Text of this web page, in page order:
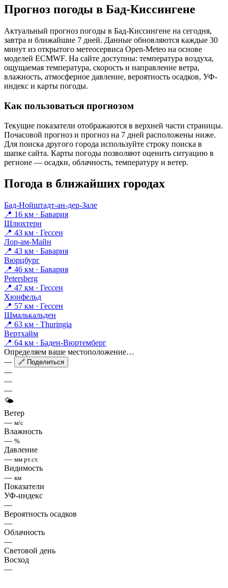
Прогноз погоды в Бад-Киссингене
Актуальный прогноз погоды в Бад-Киссингене на сегодня,
завтра и ближайшие 7 дней. Данные обновляются каждые 30
минут из открытого метеосервиса Open-Meteo на основе
моделей ECMWF. На сайте доступны: температура воздуха,
ощущаемая температура, скорость и направление ветра,
влажность, атмосферное давление, вероятность осадков, УФ-
индекс и карты погоды.
Как пользоваться прогнозом
Текущие показатели отображаются в верхней части страницы.
Почасовой прогноз и прогноз на 7 дней расположены ниже.
Для поиска другого города используйте строку поиска в
шапке сайта. Карты погоды позволяют оценить ситуацию в
регионе — осадки, облачность, температуру и ветер.
Погода в ближайших городах
Бад-Нойштадт-ан-дер-Зале
📍 16 км · Бавария
Шлюхтерн
📍 43 км · Гессен
Лор-ам-Майн
📍 43 км · Бавария
Вюрцбург
📍 46 км · Бавария
Petersberg
📍 47 км · Гессен
Хюнфельд
📍 57 км · Гессен
Шмалькальден
📍 63 км · Thuringia
Вертхайм
📍 64 км · Баден-Вюртемберг
Определяем ваше местоположение…
—
🔗 Поделиться
—
—
—
🌤
Ветер
— м/с
Влажность
— %
Давление
— мм рт.ст.
Видимость
— км
Показатели
УФ-индекс
—
Вероятность осадков
—
Облачность
—
Световой день
Восход
—